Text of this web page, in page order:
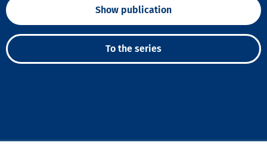
Show publication
To the series